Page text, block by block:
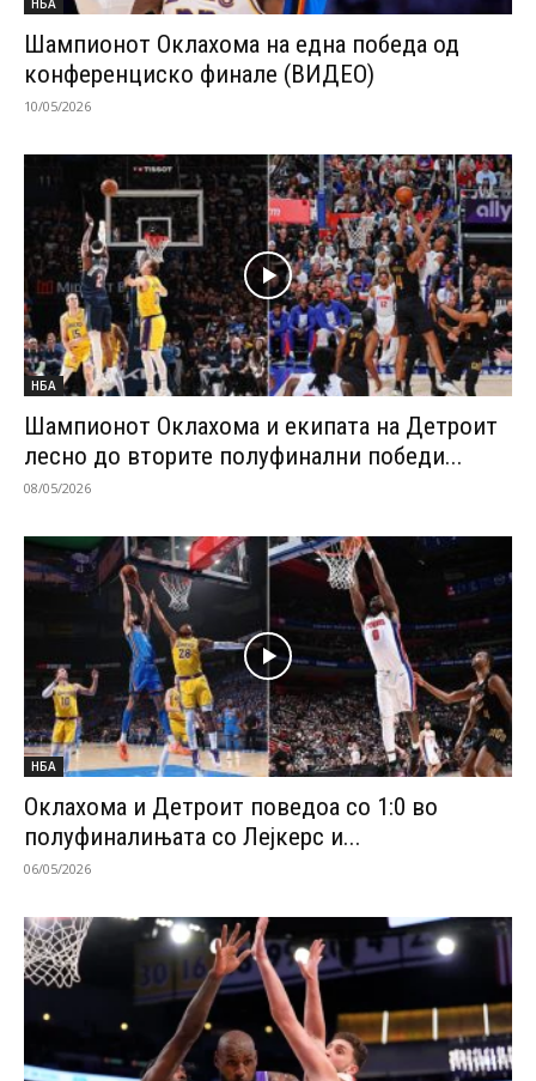
НБА
Шампионот Оклахома на една победа од
конференциско финале (ВИДЕО)
10/05/2026
НБА
Шампионот Оклахома и екипата на Детроит
лесно до вторите полуфинални победи...
08/05/2026
НБА
Оклахома и Детроит поведоа со 1:0 во
полуфиналињата со Лејкерс и...
06/05/2026